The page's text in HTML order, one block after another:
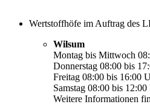
Wertstoffhöfe im Auftrag des
Wilsum
Montag bis Mittwoch
Donnerstag 08:00 bis
Freitag 08:00 bis 16:00
Samstag 08:00 bis
Weitere Informationen